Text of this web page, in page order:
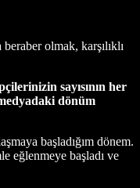
olmak, karşılıklı
sayısının her
dönüm
başladığım dönem.
eğlenmeye başladı ve